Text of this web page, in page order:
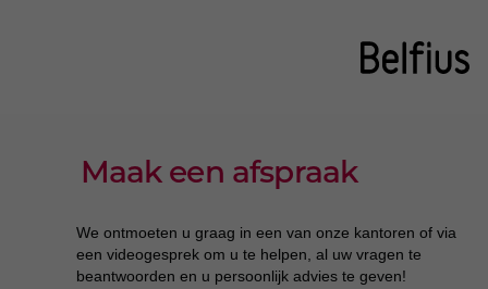
Maak een afspraak
We ontmoeten u graag in een van onze kantoren of via
een videogesprek om u te helpen, al uw vragen te
beantwoorden en u persoonlijk advies te geven!